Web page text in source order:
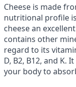
Cheese is made
nutritional profile
cheese an
contains other
regard to its
D, B2, B12, and K.
your body to